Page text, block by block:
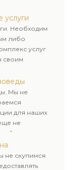
и
каждому
услуги
Необходим
либо
услуг
своим
и
каждому
Мы не
для наших
не
компании.
не скупимся